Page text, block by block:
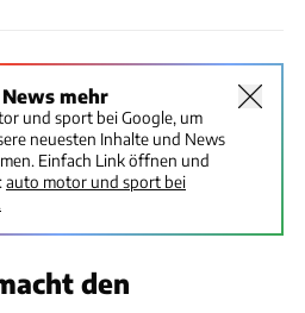
mehr
und sport bei Google, um
neuesten Inhalte und News
Einfach Link öffnen und
auto motor und sport bei
den